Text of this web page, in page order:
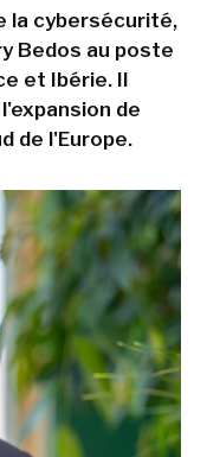
la cybersécurité,
Bedos au poste
et Ibérie. Il
de
de l'Europe.